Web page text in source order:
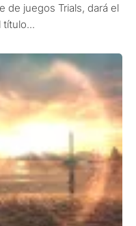
de juegos Trials, dará el
título...